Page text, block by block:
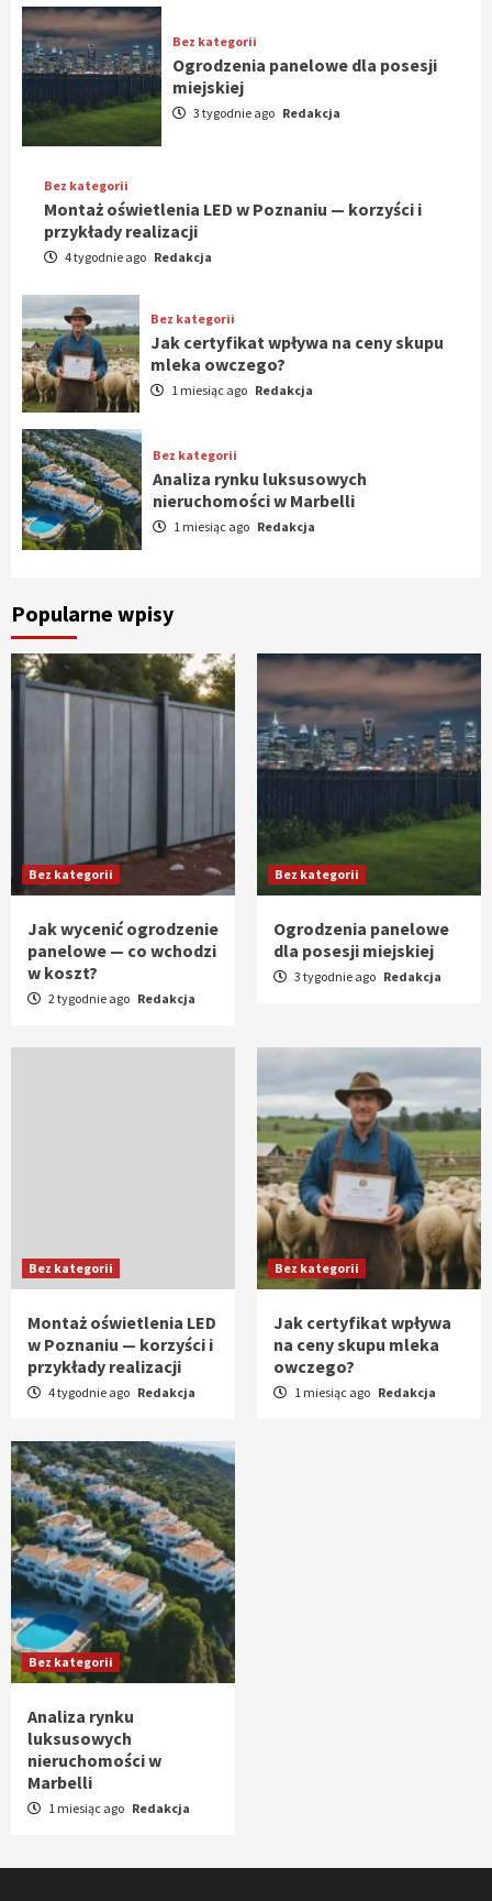
Bez kategorii
Ogrodzenia panelowe dla posesji
miejskiej
3 tygodnie ago Redakcja
Bez kategorii
Montaż oświetlenia LED w Poznaniu — korzyści i
przykłady realizacji
4 tygodnie ago Redakcja
Bez kategorii
Jak certyfikat wpływa na ceny skupu
mleka owczego?
1 miesiąc ago Redakcja
Bez kategorii
Analiza rynku luksusowych
nieruchomości w Marbelli
1 miesiąc ago Redakcja
Popularne wpisy
Bez kategorii
Jak wycenić ogrodzenie
panelowe — co wchodzi
w koszt?
2 tygodnie ago Redakcja
Bez kategorii
Ogrodzenia panelowe
dla posesji miejskiej
3 tygodnie ago Redakcja
Bez kategorii
Montaż oświetlenia LED
w Poznaniu — korzyści i
przykłady realizacji
4 tygodnie ago Redakcja
Bez kategorii
Jak certyfikat wpływa
na ceny skupu mleka
owczego?
1 miesiąc ago Redakcja
Bez kategorii
Analiza rynku
luksusowych
nieruchomości w
Marbelli
1 miesiąc ago Redakcja